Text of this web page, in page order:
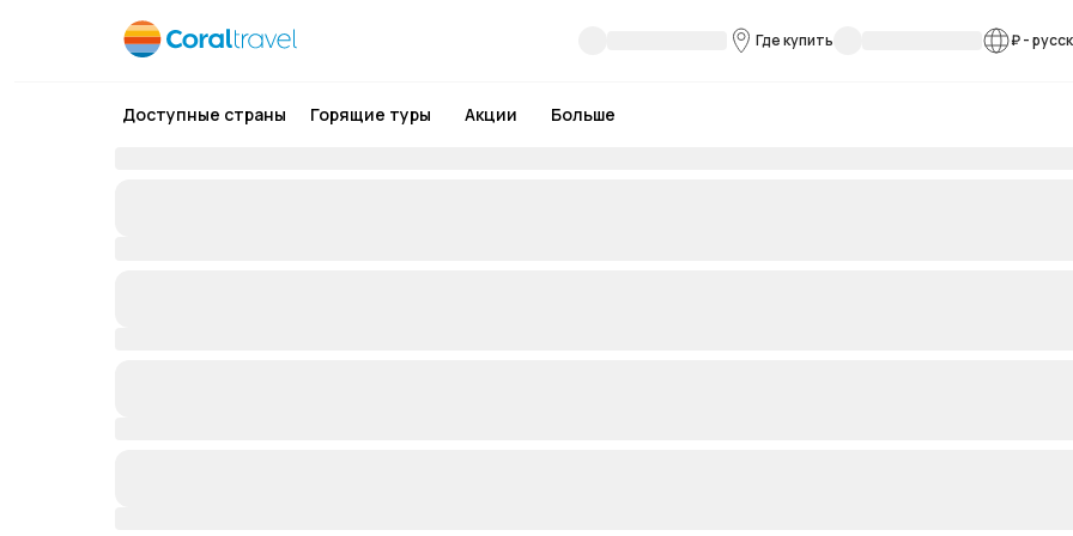
Где купить ₽-
Доступные страны Горящие туры Акции Больше